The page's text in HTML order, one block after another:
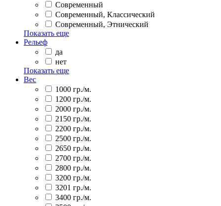
Современный
Современный, Классический
Современный, Этнический
Показать еще
Рельеф
да
нет
Показать еще
Вес
1000 гр./м.
1200 гр./м.
2000 гр./м.
2150 гр./м.
2200 гр./м.
2500 гр./м.
2650 гр./м.
2700 гр./м.
2800 гр./м.
3200 гр./м.
3201 гр./м.
3400 гр./м.